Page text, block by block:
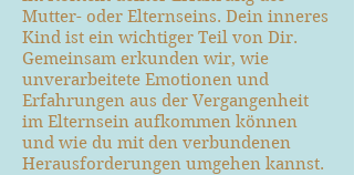
Mutter- oder Elternseins. Dein inneres
Kind ist ein wichtiger Teil von Dir.
Gemeinsam erkunden wir, wie
unverarbeitete Emotionen und
Erfahrungen aus der Vergangenheit
im Elternsein aufkommen können
und wie du mit den verbundenen
Herausforderungen umgehen kannst.